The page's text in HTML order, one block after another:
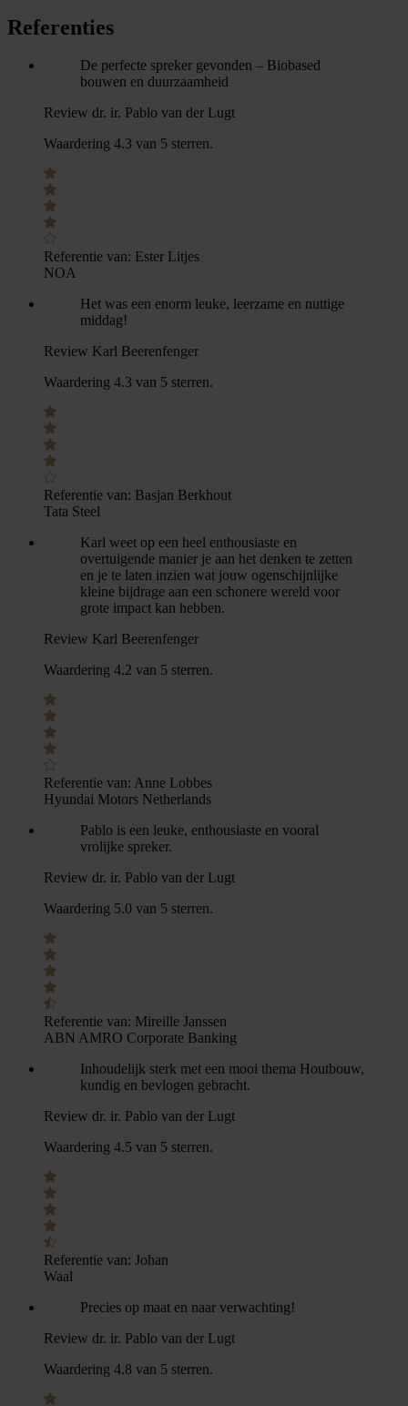
Referenties
De perfecte spreker gevonden – Biobased
bouwen en duurzaamheid
Review dr. ir. Pablo van der Lugt
Waardering 4.3 van 5 sterren.
Referentie van: Ester Litjes
NOA
Het was een enorm leuke, leerzame en nuttige
middag!
Review Karl Beerenfenger
Waardering 4.3 van 5 sterren.
Referentie van: Basjan Berkhout
Tata Steel
Karl weet op een heel enthousiaste en
overtuigende manier je aan het denken te zetten
en je te laten inzien wat jouw ogenschijnlijke
kleine bijdrage aan een schonere wereld voor
grote impact kan hebben.
Review Karl Beerenfenger
Waardering 4.2 van 5 sterren.
Referentie van: Anne Lobbes
Hyundai Motors Netherlands
Pablo is een leuke, enthousiaste en vooral
vrolijke spreker.
Review dr. ir. Pablo van der Lugt
Waardering 5.0 van 5 sterren.
Referentie van: Mireille Janssen
ABN AMRO Corporate Banking
Inhoudelijk sterk met een mooi thema Houtbouw,
kundig en bevlogen gebracht.
Review dr. ir. Pablo van der Lugt
Waardering 4.5 van 5 sterren.
Referentie van: Johan
Waal
Precies op maat en naar verwachting!
Review dr. ir. Pablo van der Lugt
Waardering 4.8 van 5 sterren.